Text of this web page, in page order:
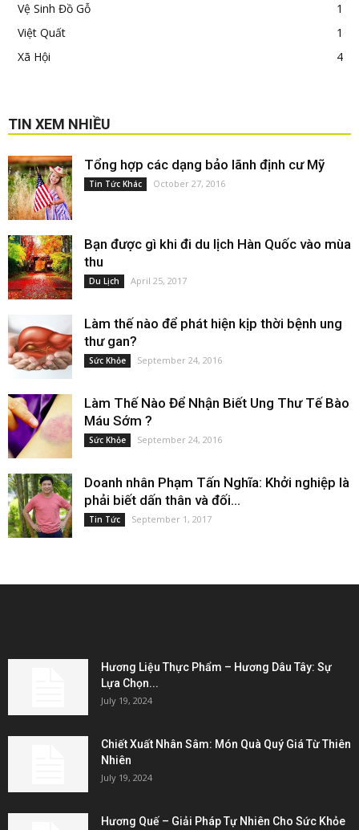
Vệ Sinh Đồ Gỗ
1
Việt Quất
1
Xã Hội
4
TIN XEM NHIỀU
Tổng hợp các dạng bảo lãnh định cư Mỹ
Tin Tức Khác October 27, 2016
Bạn được gì khi đi du lịch Hàn Quốc vào mùa
thu
Du Lịch April 25, 2017
Làm thế nào để phát hiện kịp thời bệnh ung
thư gan?
Sức Khỏe September 24, 2016
Làm Thế Nào Để Nhận Biết Ung Thư Tế Bào
Máu Sớm ?
Sức Khỏe September 24, 2016
Doanh nhân Phạm Tấn Nghĩa: Khởi nghiệp là
phải biết dấn thân và đối...
Tin Tức September 1, 2017
Hương Liệu Thực Phẩm – Hương Dâu Tây: Sự
Lựa Chọn...
July 19, 2024
Chiết Xuất Nhân Sâm: Món Quà Quý Giá Từ Thiên
Nhiên
July 19, 2024
Hương Quế – Giải Pháp Tự Nhiên Cho Sức Khỏe